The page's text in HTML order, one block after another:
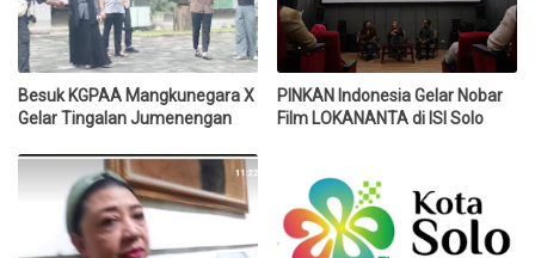
Besuk KGPAA Mangkunegara X
Gelar Tingalan Jumenengan
PINKAN Indonesia Gelar Nobar
Film LOKANANTA di ISI Solo